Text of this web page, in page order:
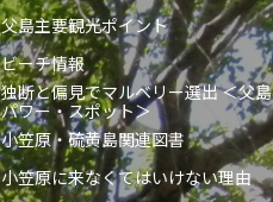
父島主要観光ポイント
ビーチ情報
独断と偏見でマルベリー選出 ＜父島
パワー・スポット＞
小笠原・硫黄島関連図書
小笠原に来なくてはいけない理由